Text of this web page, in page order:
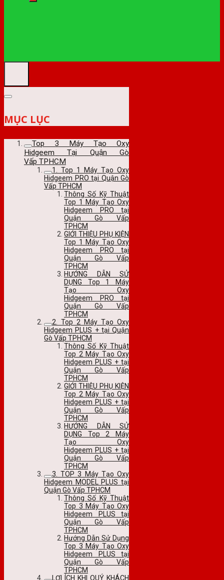
MỤC LỤC
Top 3 Máy Tạo Oxy
Hidgeem Tại Quận Gò
Vấp TPHCM
1. Top 1 Máy Tạo Oxy
Hidgeem PRO tại Quận Gò
Vấp TPHCM
Thông Số Kỹ Thuật
Top 1 Máy Tạo Oxy
Hidgeem PRO tại
Quận Gò Vấp
TPHCM
GIỚI THIỆU PHỤ KIỆN
Top 1 Máy Tạo Oxy
Hidgeem PRO tại
Quận Gò Vấp
TPHCM
HƯỚNG DẪN SỬ
DỤNG Top 1 Máy
Tạo Oxy
Hidgeem PRO tại
Quận Gò Vấp
TPHCM
2. Top 2 Máy Tạo Oxy
Hidgeem PLUS + tại Quận
Gò Vấp TPHCM
Thông Số Kỹ Thuật
Top 2 Máy Tạo Oxy
Hidgeem PLUS + tại
Quận Gò Vấp
TPHCM
GIỚI THIỆU PHỤ KIỆN
Top 2 Máy Tạo Oxy
Hidgeem PLUS + tại
Quận Gò Vấp
TPHCM
HƯỚNG DẪN SỬ
DỤNG Top 2 Máy
Tạo Oxy
Hidgeem PLUS + tại
Quận Gò Vấp
TPHCM
3. TOP 3 Máy Tạo Oxy
Hidgeem MODEL PLUS tại
Quận Gò Vấp TPHCM
Thông Số Kỹ Thuật
Top 3 Máy Tạo Oxy
Hidgeem PLUS tại
Quận Gò Vấp
TPHCM
Hướng Dẫn Sử Dụng
Top 3 Máy Tạo Oxy
Hidgeem PLUS tại
Quận Gò Vấp
TPHCM
LỢI ÍCH KHI QUÝ KHÁCH